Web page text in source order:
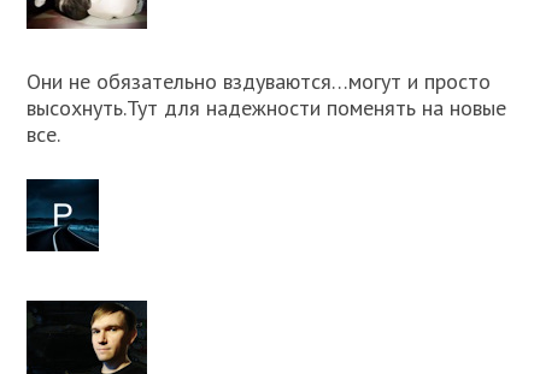
Они не обязательно вздуваются…могут и просто
высохнуть.Тут для надежности поменять на новые
все.